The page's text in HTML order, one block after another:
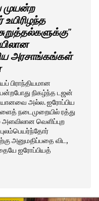
அரசாங்கங்கள்
பிராந்தியமான
நிகழ்ந்த டஜன்
அல்ல. ஐரோப்பிய
நடைமுறையில் ரத்து
அளவிலான வெளிப்புற
அனுமதிப்பதை விட,
ஐரோப்பியத்